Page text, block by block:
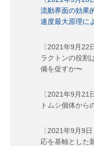
流動界面の効果
速度最大原理に
〔2021年9月
ラクトンの役割
備を促すか〜
〔2021年9月21
トムシ個体から
〔2021年9月9
応を基軸とした